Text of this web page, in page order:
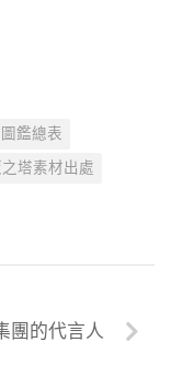
鑑總表
塔素材出處
團的代言人